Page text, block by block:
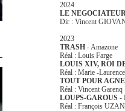
2024
LE
Dir : Vincent
2023
TRASH - Amazone
Réal : Louis Farge
LOUIS XIV, ROI
Réal : Marie -
TOUT POUR
Réal : Vincent Garenq
LOUPS-GAROUS -
Réal : François UZAN